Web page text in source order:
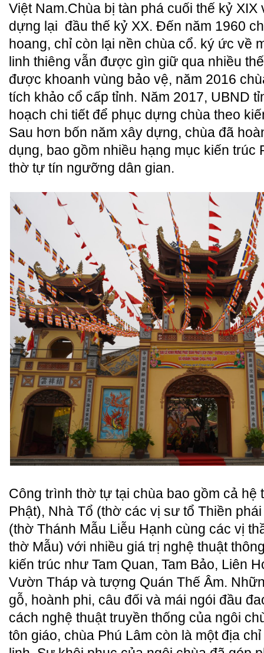
Việt Nam.Chùa bị tàn phá cuối thế kỷ
dựng lại đầu thế kỷ XX. Đến năm 1960
hoang, chỉ còn lại nền chùa cổ. ký ức về
linh thiêng vẫn được gìn giữ qua nhiều
được khoanh vùng bảo vệ, năm 2016
tích khảo cổ cấp tỉnh. Năm 2017, UBND
hoạch chi tiết để phục dựng chùa theo
Sau hơn bốn năm xây dựng, chùa đã
dụng, bao gồm nhiều hạng mục kiến trúc
thờ tự tín ngưỡng dân gian.
Công trình thờ tự tại chùa bao gồm cả hệ
Phật), Nhà Tổ (thờ các vị sư tổ Thiền
(thờ Thánh Mẫu Liễu Hạnh cùng các vị
thờ Mẫu) với nhiều giá trị nghệ thuật
kiến trúc như Tam Quan, Tam Bảo, Liên
Vườn Tháp và tượng Quán Thế Âm.
gỗ, hoành phi, câu đối và mái ngói đầu
cách nghệ thuật truyền thống của ngôi
tôn giáo, chùa Phú Lâm còn là một địa